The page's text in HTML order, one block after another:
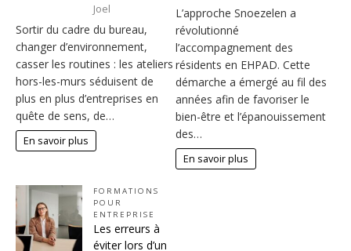
Joel
Sortir du cadre du bureau,
changer d’environnement,
casser les routines : les ateliers
hors-les-murs séduisent de
plus en plus d’entreprises en
quête de sens, de…
En savoir plus
L’approche Snoezelen a
révolutionné
l’accompagnement des
résidents en EHPAD. Cette
démarche a émergé au fil des
années afin de favoriser le
bien-être et l’épanouissement
des…
En savoir plus
FORMATIONS
POUR
ENTREPRISE
Les erreurs à
éviter lors d’un